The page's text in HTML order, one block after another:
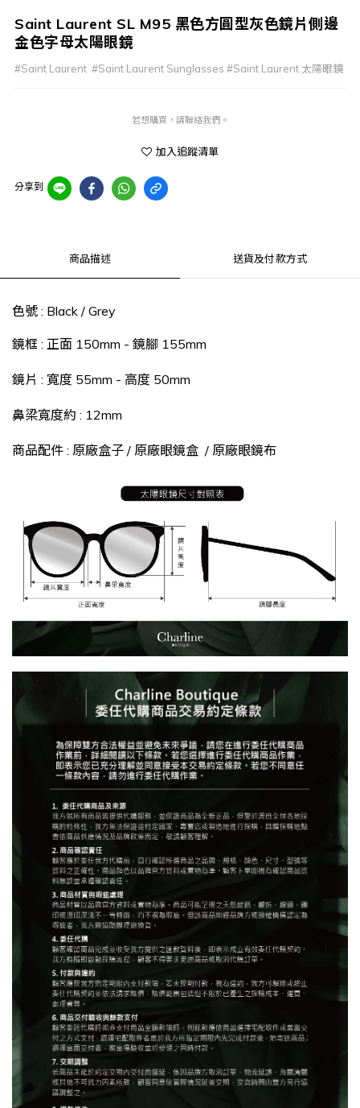
Saint Laurent SL M95 黑色方圓型灰色鏡片側邊
金色字母太陽眼鏡
#Saint Laurent  #Saint Laurent Sunglasses #Saint Laurent 太陽眼鏡
若想購買，請聯絡我們。
加入追蹤清單
分享到
商品描述 送貨及付款方式
色號 : Black / Grey
鏡框 : 正面 150mm - 鏡腳 155mm
鏡片 : 寬度 55mm - 高度 50mm
鼻梁寬度約 : 12mm
商品配件 : 原廠盒子 / 原廠眼鏡盒 / 原廠眼鏡布